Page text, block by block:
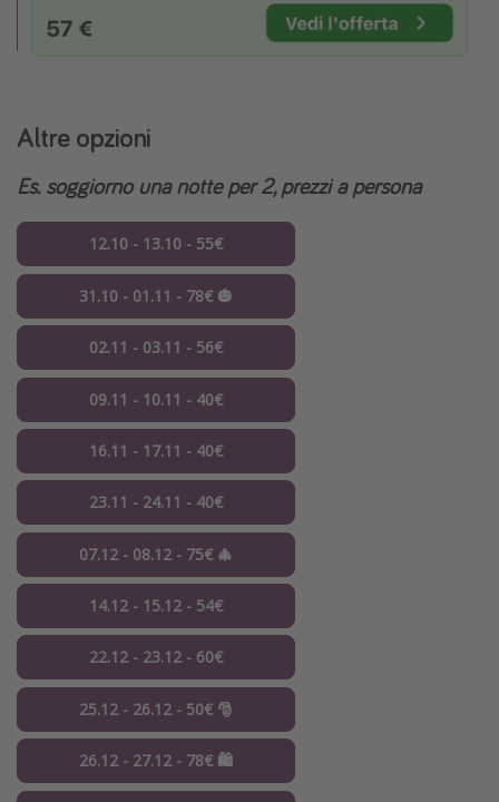
Altre opzioni
Es. soggiorno una notte per 2, prezzi a persona
12.10 - 13.10 - 55€
31.10 - 01.11 - 78€ 🎃
02.11 - 03.11 - 56€
09.11 - 10.11 - 40€
16.11 - 17.11 - 40€
23.11 - 24.11 - 40€
07.12 - 08.12 - 75€ 🎄
14.12 - 15.12 - 54€
22.12 - 23.12 - 60€
25.12 - 26.12 - 50€ 🎅
26.12 - 27.12 - 78€ 🛍️